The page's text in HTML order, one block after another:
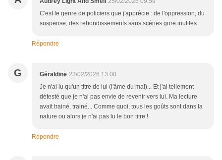
C'est le genre de policiers que j'apprécie : de l'oppression, du
suspense, des rebondissements sans scènes gore inutiles.
Répondre
G Géraldine 23/02/2026 13:00
Je n'ai lu qu'un titre de lui (l'âme du mal)... Et j'ai tellement
détesté que je n'ai pas envie de revenir vers lui. Ma lecture
avait trainé, trainé... Comme quoi, tous les goûts sont dans la
nature ou alors je n'ai pas lu le bon titre !
Répondre